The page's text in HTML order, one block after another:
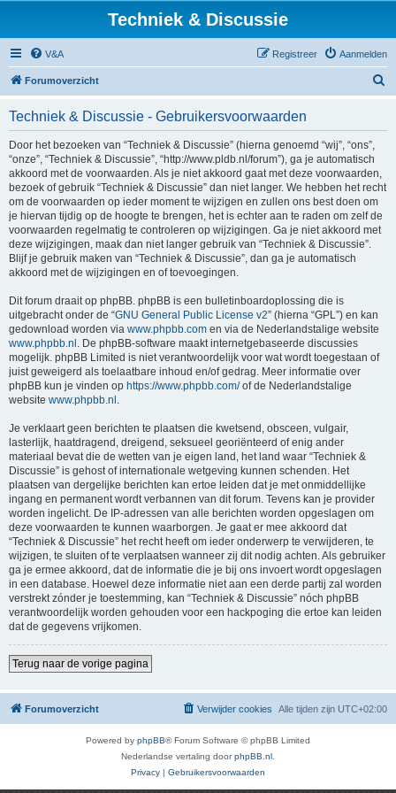
Techniek & Discussie
V&A Aanmelden
Registreer
Forumoverzicht
Techniek & Discussie - Gebruikersvoorwaarden
Door het bezoeken van “Techniek & Discussie” (hierna genoemd “wij”, “ons”,
“onze”, “Techniek & Discussie”, “http://www.pldb.nl/forum”), ga je automatisch
akkoord met de voorwaarden. Als je niet akkoord gaat met deze voorwaarden,
bezoek of gebruik “Techniek & Discussie” dan niet langer. We hebben het recht
om de voorwaarden op ieder moment te wijzigen en zullen ons best doen om
je hiervan tijdig op de hoogte te brengen, het is echter aan te raden om zelf de
voorwaarden regelmatig te controleren op wijzigingen. Ga je niet akkoord met
deze wijzigingen, maak dan niet langer gebruik van “Techniek & Discussie”.
Blijf je gebruik maken van “Techniek & Discussie”, dan ga je automatisch
akkoord met de wijzigingen en of toevoegingen.
Dit forum draait op phpBB. phpBB is een bulletinboardoplossing die is
uitgebracht onder de “GNU General Public License v2” (hierna “GPL”) en kan
gedownload worden via www.phpbb.com en via de Nederlandstalige website
www.phpbb.nl . De phpBB-software maakt internetgebaseerde discussies
mogelijk. phpBB Limited is niet verantwoordelijk voor wat wordt toegestaan of
juist geweigerd als toelaatbare inhoud en/of gedrag. Meer informatie over
phpBB kun je vinden op https://www.phpbb.com/of de Nederlandstalige
website www.phpbb.nl .
Je verklaart geen berichten te plaatsen die kwetsend, obsceen, vulgair,
lasterlijk, haatdragend, dreigend, seksueel georiënteerd of enig ander
materiaal bevat die de wetten van je eigen land, het land waar “Techniek &
Discussie” is gehost of internationale wetgeving kunnen schenden. Het
plaatsen van dergelijke berichten kan ertoe leiden dat je met onmiddellijke
ingang en permanent wordt verbannen van dit forum. Tevens kan je provider
worden ingelicht. De IP-adressen van alle berichten worden opgeslagen om
deze voorwaarden te kunnen waarborgen. Je gaat er mee akkoord dat
“Techniek & Discussie” het recht heeft om ieder onderwerp te verwijderen, te
wijzigen, te sluiten of te verplaatsen wanneer zij dit nodig achten. Als gebruiker
ga je ermee akkoord, dat de informatie die je bij ons invoert wordt opgeslagen
in een database. Hoewel deze informatie niet aan een derde partij zal worden
verstrekt zónder je toestemming, kan “Techniek & Discussie” nóch phpBB
verantwoordelijk worden gehouden voor een hackpoging die ertoe kan leiden
dat de gegevens vrijkomen.
Terug naar de vorige pagina
Forumoverzicht Alle tijden zijn UTC+02:00
Verwijder cookies
Powered by phpBB® Forum Software © phpBB Limited
Nederlandse vertaling doorphpBB.nl
Privacy | Gebruikersvoorwaarden